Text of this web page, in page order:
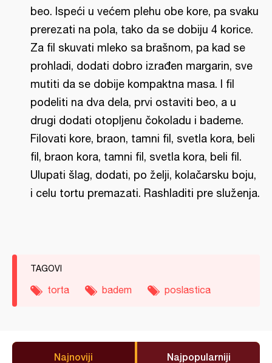
beo. Ispeći u većem plehu obe kore, pa svaku
prerezati na pola, tako da se dobiju 4 korice.
Za fil skuvati mleko sa brašnom, pa kad se
prohladi, dodati dobro izrađen margarin, sve
mutiti da se dobije kompaktna masa. I fil
podeliti na dva dela, prvi ostaviti beo, a u
drugi dodati otopljenu čokoladu i bademe.
Filovati kore, braon, tamni fil, svetla kora, beli
fil, braon kora, tamni fil, svetla kora, beli fil.
Ulupati šlag, dodati, po želji, kolačarsku boju,
i celu tortu premazati. Rashladiti pre služenja.
TAGOVI
torta badem poslastica
Najnoviji Najpopularniji